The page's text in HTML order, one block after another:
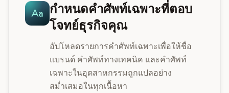
กำหนดคำศัพท์เฉพาะที่ตอบ
โจทย์ธุรกิจคุณ
อัปโหลดรายการคำศัพท์เฉพาะเพื่อให้ชื่อ
แบรนด์ คำศัพท์ทางเทคนิค และคำศัพท์
เฉพาะในอุตสาหกรรมถูกแปลอย่าง
สม่ำเสมอในทุกเนื้อหา